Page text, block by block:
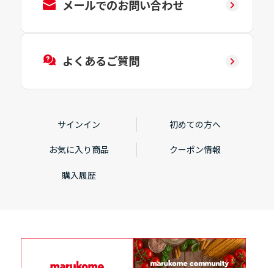
メールでのお問い合わせ
よくあるご質問
サインイン 初めての方へ
お気に入り商品 クーポン情報
購入履歴